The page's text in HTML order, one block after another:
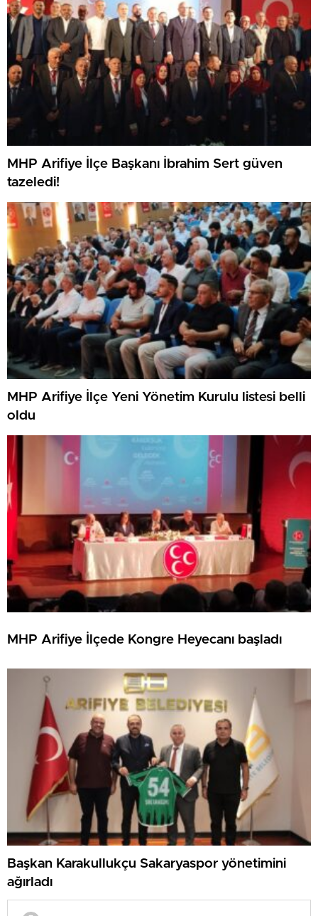
MHP Arifiye İlçe Başkanı İbrahim Sert güven
tazeledi!
MHP Arifiye İlçe Yeni Yönetim Kurulu listesi belli
oldu
MHP Arifiye İlçede Kongre Heyecanı başladı
Başkan Karakullukçu Sakaryaspor yönetimini
ağırladı